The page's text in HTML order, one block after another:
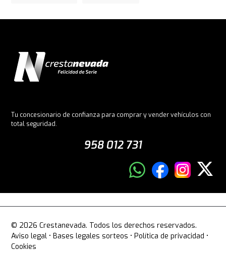
Tu concesionario de confianza para comprar y vender vehículos con
total seguridad.
958 012 731
© 2026 Crestanevada. Todos los derechos reservados.
Aviso legal •Bases legales sorteos •Política de privacidad •
Cookies